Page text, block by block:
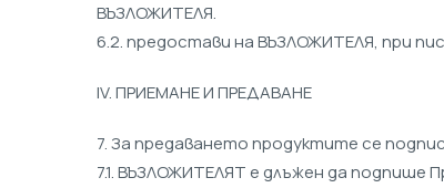
ВЪЗЛОЖИТЕЛЯ.
6.2. предостави на ВЪЗЛОЖИТЕЛЯ, при
ІV. ПРИЕМАНЕ И ПРЕДАВАНЕ
7. За предаването продуктите се
7.1. ВЪЗЛОЖИТЕЛЯТ е длъжен да подпише